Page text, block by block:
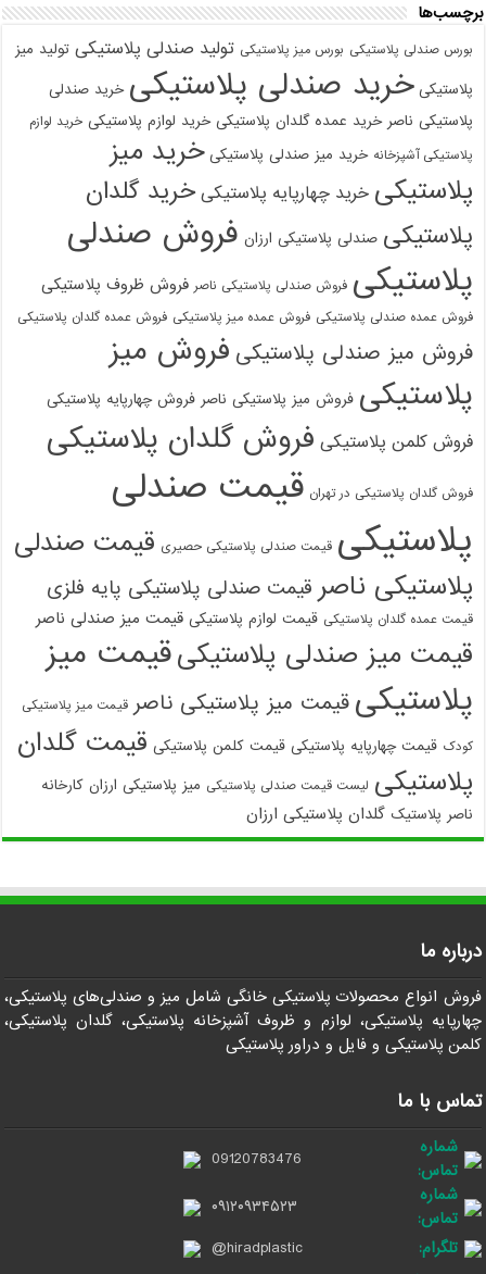
برچسب‌ها
بورس صندلی پلاستیکی بورس میز پلاستیکی تولید صندلی پلاستیکی تولید میز
پلاستیکی خرید صندلی پلاستیکی خرید صندلی
پلاستیکی ناصر خرید عمده گلدان پلاستیکی خرید لوازم پلاستیکی خرید لوازم
پلاستیکی آشپزخانه خرید میز صندلی پلاستیکی خرید میز
پلاستیکی خرید چهارپایه پلاستیکی خرید گلدان
پلاستیکی صندلی پلاستیکی ارزان فروش صندلی
پلاستیکی فروش صندلی پلاستیکی ناصر فروش ظروف پلاستیکی
فروش عمده صندلی پلاستیکی فروش عمده میز پلاستیکی فروش عمده گلدان پلاستیکی
فروش میز صندلی پلاستیکی فروش میز
پلاستیکی فروش میز پلاستیکی ناصر فروش چهارپایه پلاستیکی
فروش کلمن پلاستیکی فروش گلدان پلاستیکی
فروش گلدان پلاستیکی در تهران قیمت صندلی
پلاستیکی قیمت صندلی پلاستیکی حصیری قیمت صندلی
پلاستیکی ناصر قیمت صندلی پلاستیکی پایه فلزی
قیمت عمده گلدان پلاستیکی قیمت لوازم پلاستیکی قیمت میز صندلی ناصر
قیمت میز صندلی پلاستیکیقیمت میز
پلاستیکی قیمت میز پلاستیکی ناصر قیمت میز پلاستیکی
کودک قیمت چهارپایه پلاستیکی قیمت کلمن پلاستیکی قیمت گلدان
پلاستیکی لیست قیمت صندلی پلاستیکی میز پلاستیکی ارزان کارخانه
ناصر پلاستیک گلدان پلاستیکی ارزان
درباره ما
فروش انواع محصولات پلاستیکی خانگی شامل میز و صندلی‌های پلاستیکی،
چهارپایه پلاستیکی، لوازم و ظروف آشپزخانه پلاستیکی، گلدان پلاستیکی،
کلمن پلاستیکی و فایل و دراور پلاستیکی
تماس با ما
شماره
تماس:
09120783476
شماره
تماس:
۰۹۱۲۰۹۳۴۵۲۳
تلگرام:
@hiradplastic